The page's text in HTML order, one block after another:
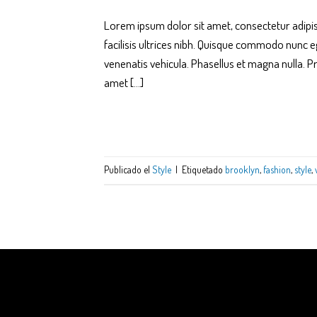
Lorem ipsum dolor sit amet, consectetur
facilisis ultrices nibh. Quisque commodo nunc
venenatis vehicula. Phasellus et magna nulla.
amet […]
Publicado el Style | Etiquetado brooklyn, fashion, style,